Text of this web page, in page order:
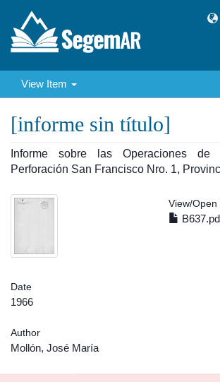
View Item
[informe sin título]
Informe sobre las Operaciones
Perforación San Francisco Nro. 1,
View/Open
Date
1966
Author
Mollón, José María